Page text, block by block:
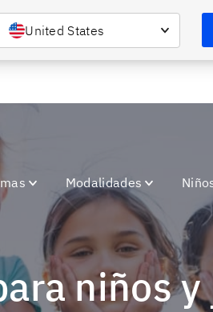
United States
Modalidades
niños